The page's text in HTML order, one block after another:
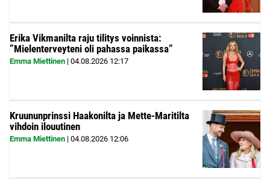
Erika Vikmanilta raju tilitys voinnista:
”Mielenterveyteni oli pahassa paikassa”
Emma Miettinen | 04.08.2026 12:17
Kruununprinssi Haakonilta ja Mette-Maritilta
vihdoin ilouutinen
Emma Miettinen | 04.08.2026 12:06